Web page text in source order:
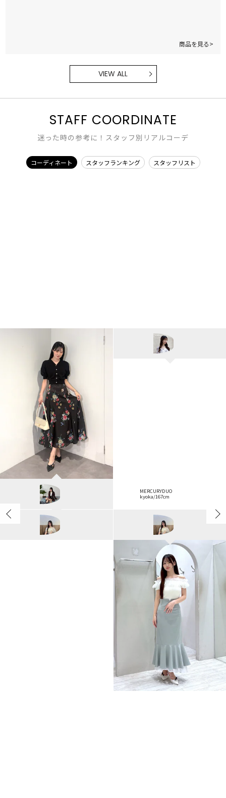
商品を見る>
VIEW ALL
STAFF COORDINATE
迷った時の参考に！スタッフ別リアルコーデ
コーディネート スタッフランキング スタッフリスト
momo/159cm
kanna/157cm
MERCURYDUO
kyoka/167cm
MERCURYDUO
Tomomi/165cm